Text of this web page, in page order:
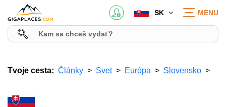
SK MENU
Tvoje cesta: Články Svet Európa Slovensko